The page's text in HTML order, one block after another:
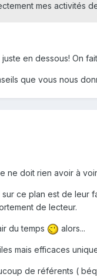
mes activités
en dessous! On
que vous nous
ne doit rien avoir à
ce plan est de
de lecteur.
du temps alors...
mais efficaces
de référents (